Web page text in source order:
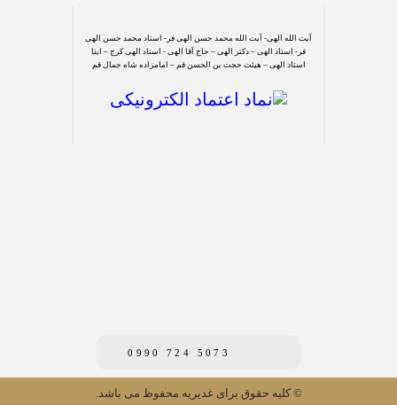
آیت الله الهی- آیت الله محمد حسن الهی فر- استاد محمد حسن الهی
فر- استاد الهی – دکتر الهی – حاج آقا الهی - استاد الهی کرج – ایتا
استاد الهی – هیئت حجت بن الحسن قم – امامزاده شاه جمال قم
0990 724 5073
© کلیه حقوق برای غدیریه محفوظ می باشد.